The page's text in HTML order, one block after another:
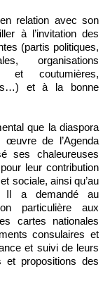
relation avec son
à l’invitation des
(partis politiques,
organisations
et coutumières,
et à la bonne
que la diaspora
de l’Agenda
ses chaleureuses
leur contribution
sociale, ainsi qu’au
Il a demandé au
particulière aux
cartes nationales
consulaires et
et suivi de leurs
et propositions des